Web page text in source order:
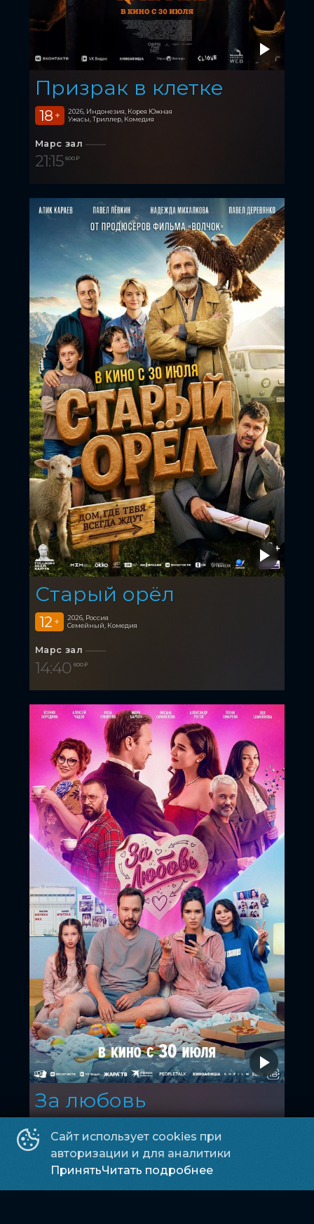
Призрак в клетке
18 +
2026, Индонезия, Корея Южная
Ужасы, Триллер, Комедия
Марс зал
21:15 600 ₽
Старый орёл
12 +
2026, Россия
Семейный, Комедия
Марс зал
14:40 600 ₽
За любовь
Мелодрама, Комедия, Фэнтези
Марс зал
23:25 600 ₽
Сайт использует cookies при
авторизации и для аналитики
ПринятьЧитать подробнее